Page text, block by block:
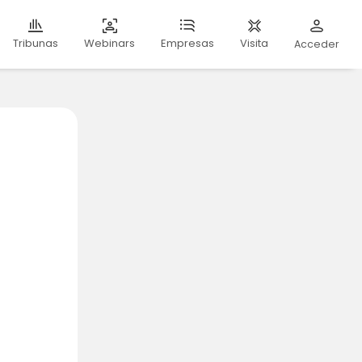
Tribunas Webinars Empresas Visita Acceder